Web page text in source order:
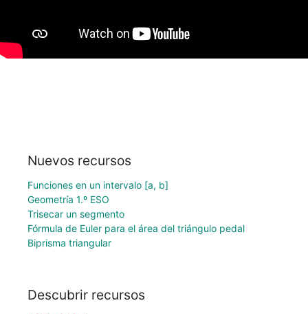
Nuevos recursos
Funciones en un intervalo [a, b]
Geometría 1.º ESO
Trisecar un segmento
Fórmula de Euler para el área del triángulo pedal
Biprisma triangular
Descubrir recursos